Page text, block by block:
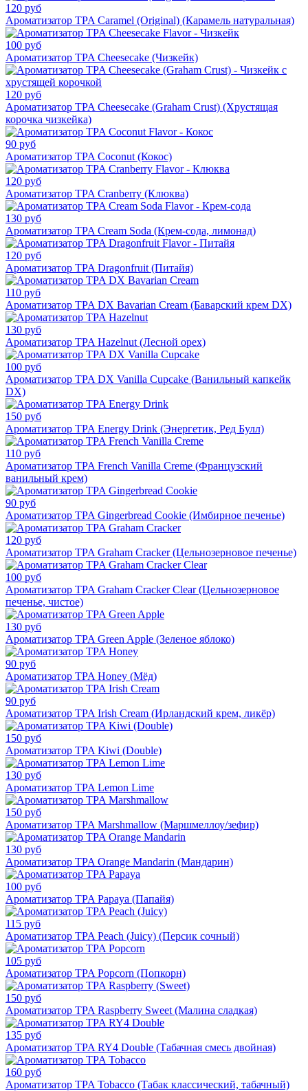
120 руб
Ароматизатор TPA Caramel (Original) (Карамель натуральная)
100 руб
Ароматизатор TPA Cheesecake (Чизкейк)
120 руб
Ароматизатор TPA Cheesecake (Graham Crust) (Хрустящая
корочка чизкейка)
90 руб
Ароматизатор TPA Coconut (Кокос)
120 руб
Ароматизатор TPA Cranberry (Клюква)
130 руб
Ароматизатор TPA Cream Soda (Крем-сода, лимонад)
120 руб
Ароматизатор TPA Dragonfruit (Питайя)
110 руб
Ароматизатор TPA DX Bavarian Cream (Баварский крем DX)
130 руб
Ароматизатор TPA Hazelnut (Лесной орех)
100 руб
Ароматизатор TPA DX Vanilla Cupcake (Ванильный капкейк
DX)
150 руб
Ароматизатор TPA Energy Drink (Энергетик, Ред Булл)
110 руб
Ароматизатор TPA French Vanilla Creme (Французский
ванильный крем)
90 руб
Ароматизатор TPA Gingerbread Cookie (Имбирное печенье)
120 руб
Ароматизатор TPA Graham Cracker (Цельнозерновое печенье)
100 руб
Ароматизатор TPA Graham Cracker Clear (Цельнозерновое
печенье, чистое)
130 руб
Ароматизатор TPA Green Apple (Зеленое яблоко)
90 руб
Ароматизатор TPA Honey (Мёд)
90 руб
Ароматизатор TPA Irish Cream (Ирландский крем, ликёр)
150 руб
Ароматизатор TPA Kiwi (Double)
130 руб
Ароматизатор TPA Lemon Lime
150 руб
Ароматизатор TPA Marshmallow (Маршмеллоу/зефир)
130 руб
Ароматизатор TPA Orange Mandarin (Мандарин)
100 руб
Ароматизатор TPA Papaya (Папайя)
115 руб
Ароматизатор TPA Peach (Juicy) (Персик сочный)
105 руб
Ароматизатор TPA Popcorn (Попкорн)
150 руб
Ароматизатор TPA Raspberry Sweet (Малина сладкая)
135 руб
Ароматизатор TPA RY4 Double (Табачная смесь двойная)
160 руб
Ароматизатор TPA Tobacco (Табак классический, табачный)